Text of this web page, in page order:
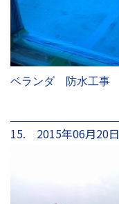
ベランダ 防水工事
15. 2015年06月20日